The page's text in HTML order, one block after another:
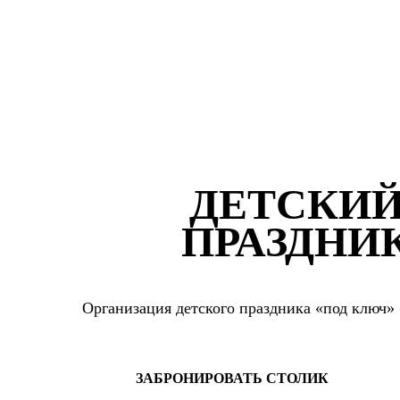
Организация детского праздника «под ключ»
ЗАБРОНИРОВАТЬ СТОЛИК